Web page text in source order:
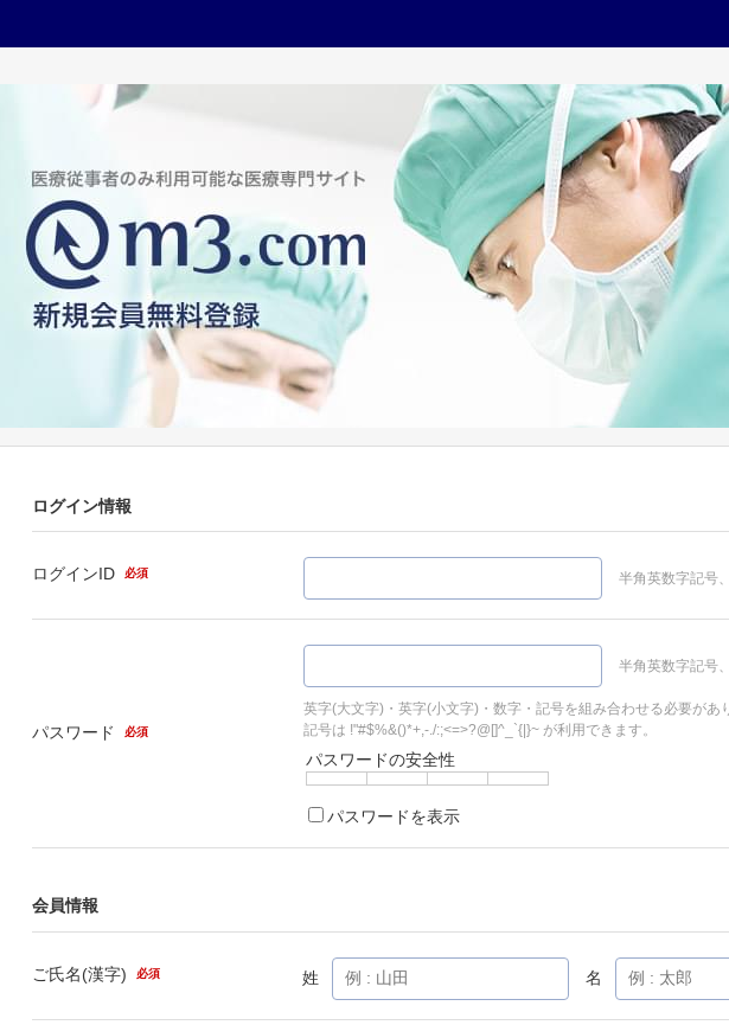
ログイン情報
ログインID 必須 半角英数字記号
パスワード 必須
半角英数字記号
英字(大文字)・英字(小文字)・数字・記号を組み合わせる必要があ
記号は !"#$%&()*+,-./:;<=>?@[]^_`{|}~ が利用できます。
パスワードの安全性
パスワードを表示
会員情報
ご氏名(漢字) 必須 姓 名